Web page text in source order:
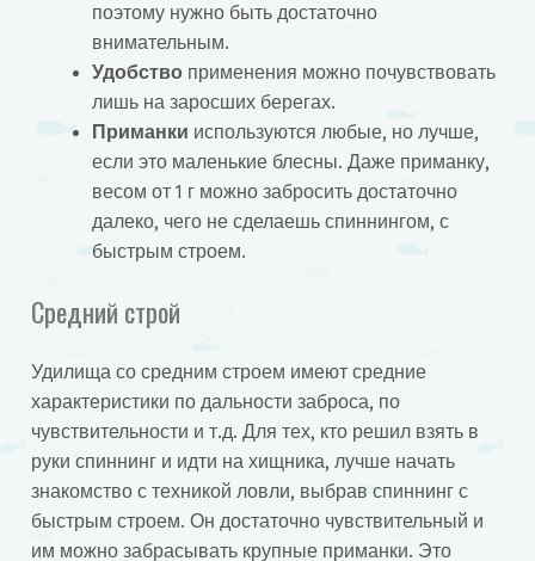
поэтому нужно быть достаточно
внимательным.
Удобство применения можно почувствовать
лишь на заросших берегах.
Приманки используются любые, но лучше,
если это маленькие блесны. Даже приманку,
весом от 1 г можно забросить достаточно
далеко, чего не сделаешь спиннингом, с
быстрым строем.
Средний строй
Удилища со средним строем имеют средние
характеристики по дальности заброса, по
чувствительности и т.д. Для тех, кто решил взять в
руки спиннинг и идти на хищника, лучше начать
знакомство с техникой ловли, выбрав спиннинг с
быстрым строем. Он достаточно чувствительный и
им можно забрасывать крупные приманки. Это